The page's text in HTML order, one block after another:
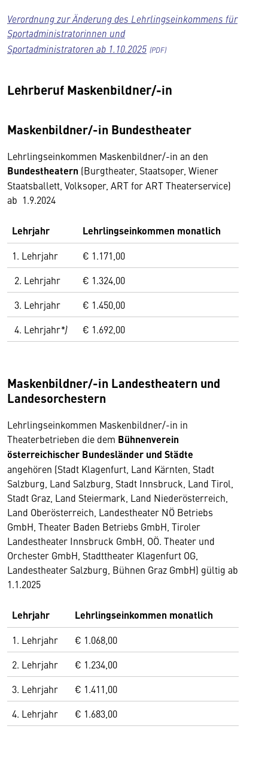
Verordnung zur Änderung des Lehrlingseinkommens für
Sportadministratorinnen und
Sportadministratoren ab 1.10.2025
Lehrberuf Maskenbildner/-in
Maskenbildner/-in Bundestheater
Lehrlingseinkommen Maskenbildner/-in an den
Bundestheatern (Burgtheater, Staatsoper, Wiener
Staatsballett, Volksoper, ART for ART Theaterservice)
ab 1.9.2024
Lehrjahr Lehrlingseinkommen monatlich
1. Lehrjahr
€ 1.171,00
2. Lehrjahr
€ 1.324,00
3. Lehrjahr
€ 1.450,00
4. Lehrjahr*) € 1.692,00
Maskenbildner/-in Landestheatern und
Landesorchestern
Lehrlingseinkommen Maskenbildner/-in in
Theaterbetrieben die dem Bühnenverein
österreichischer Bundesländer und Städte
angehören (Stadt Klagenfurt, Land Kärnten, Stadt
Salzburg, Land Salzburg, Stadt Innsbruck, Land Tirol,
Stadt Graz, Land Steiermark, Land Niederösterreich,
Land Oberösterreich, Landestheater NÖ Betriebs
GmbH, Theater Baden Betriebs GmbH, Tiroler
Landestheater Innsbruck GmbH, OÖ. Theater und
Orchester GmbH, Stadttheater Klagenfurt OG,
Landestheater Salzburg, Bühnen Graz GmbH) gültig ab
1.1.2025
Lehrjahr Lehrlingseinkommen monatlich
1. Lehrjahr
€ 1.068,00
2. Lehrjahr
€ 1.234,00
3. Lehrjahr
€ 1.411,00
4. Lehrjahr
€ 1.683,00